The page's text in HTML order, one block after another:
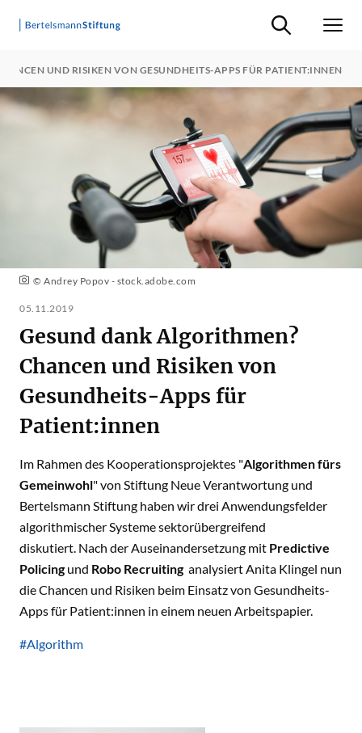
Suche ein-/
UND RISIKEN VON GESUNDHEITS-APPS FÜR PATIENT:INNEN
© Andrey Popov - stock.adobe.com
05.11.2019
Gesund dank Algorithmen?
Chancen und Risiken von
Gesundheits-Apps für
Patient:innen
Im Rahmen des Kooperationsprojektes "Algorithmen fürs
Gemeinwohl"von Stiftung Neue Verantwortung und
Bertelsmann Stiftung haben wir drei Anwendungsfelder
algorithmischer Systeme sektorübergreifend
diskutiert. Nach der Auseinandersetzung mit Predictive
Policing und Robo Recruiting analysiert Anita Klingel nun
die Chancen und Risiken beim Einsatz von Gesundheits-
Apps für Patient:innen in einem neuen Arbeitspapier.
#Algorithm